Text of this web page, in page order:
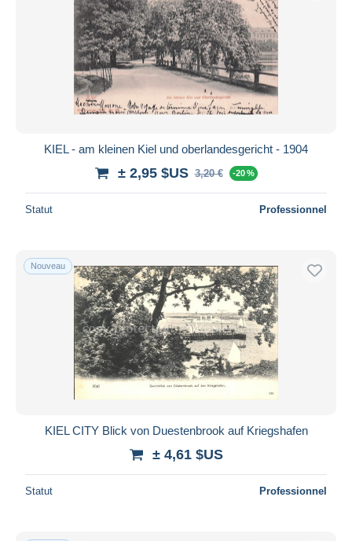
KIEL - am kleinen Kiel und oberlandesgericht - 1904
± 2,95 $US 3,20 € -20 %
Statut Professionnel
Nouveau
KIEL CITY Blick von Duestenbrook auf Kriegshafen
± 4,61 $US
Statut Professionnel